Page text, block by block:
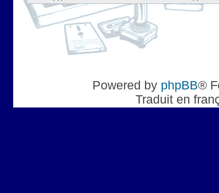
Powered by phpBB®
Traduit en